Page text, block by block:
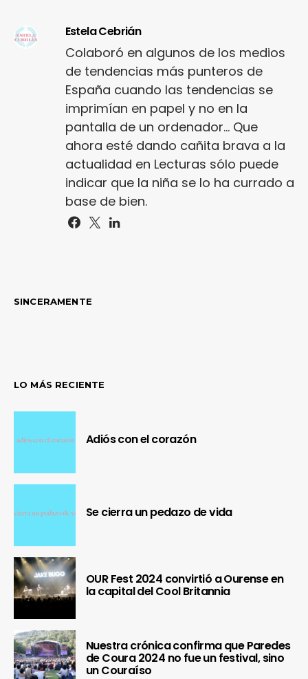
Estela Cebrián
Colaboró en algunos de los medios
de tendencias más punteros de
España cuando las tendencias se
imprimían en papel y no en la
pantalla de un ordenador... Que
ahora esté dando cañita brava a la
actualidad en Lecturas sólo puede
indicar que la niña se lo ha currado a
base de bien.
SINCERAMENTE
LO MÁS RECIENTE
Adiós con el corazón
Se cierra un pedazo de vida
OUR Fest 2024 convirtió a Ourense en
la capital del Cool Britannia
Nuestra crónica confirma que Paredes
de Coura 2024 no fue un festival, sino
un Couraíso